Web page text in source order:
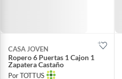
CASA JOVEN
Ropero 6 Puertas 1 Cajon 1
Zapatera Castaño
Por TOTTUS